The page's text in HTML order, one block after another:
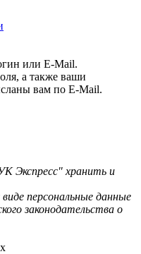
или E-Mail.
а также ваши
вам по E-Mail.
Экспресс" хранить и
персональные данные
законодательства о